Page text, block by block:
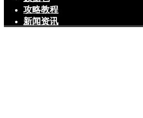
攻略教程
新闻资讯